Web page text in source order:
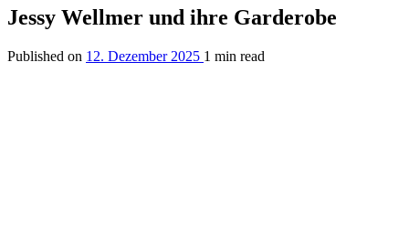
Jessy Wellmer und ihre Garderobe
Published on 12. Dezember 2025 1 min read